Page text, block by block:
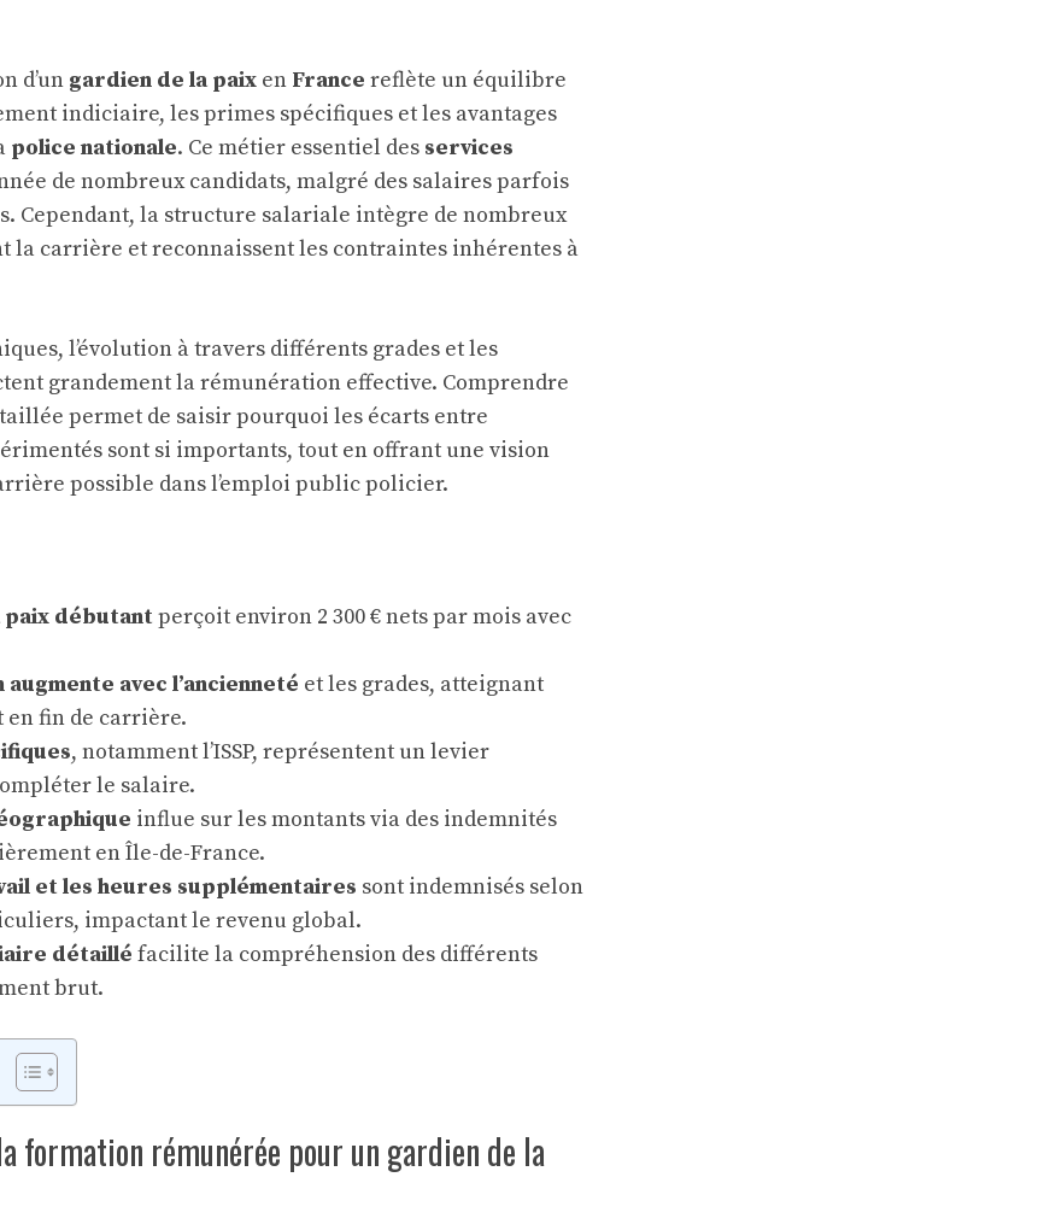
d’un gardien de la paix en France reflète un équilibre
indiciaire, les primes spécifiques et les avantages
police nationale. Ce métier essentiel des services
de nombreux candidats, malgré des salaires parfois
Cependant, la structure salariale intègre de nombreux
la carrière et reconnaissent les contraintes inhérentes à
l’évolution à travers différents grades et les
grandement la rémunération effective. Comprendre
permet de saisir pourquoi les écarts entre
sont si importants, tout en offrant une vision
possible dans l’emploi public policier.
débutant perçoit environ 2 300 € nets par mois avec
avec l’ancienneté et les grades, atteignant
en fin de carrière.
, notamment l’ISSP, représentent un levier
le salaire.
influe sur les montants via des indemnités
en Île-de-France.
et les heures supplémentaires sont indemnisés selon
impactant le revenu global.
détaillé facilite la compréhension des différents
brut.
formation rémunérée pour un gardien de la